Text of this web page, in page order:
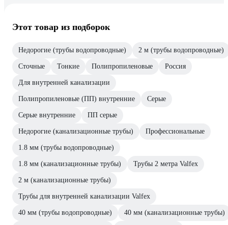
Этот товар из подборок
Недорогие (трубы водопроводные) 2 м (трубы водопроводные)
Сточные Тонкие Полипропиленовые Россия
Для внутренней канализации
Полипропиленовые (ПП) внутренние Серые
Серые внутренние ПП серые
Недорогие (канализационные трубы) Профессиональные
1.8 мм (трубы водопроводные)
1.8 мм (канализационные трубы) Трубы 2 метра Valfex
2 м (канализационные трубы)
Трубы для внутренней канализации Valfex
40 мм (трубы водопроводные) 40 мм (канализационные трубы)